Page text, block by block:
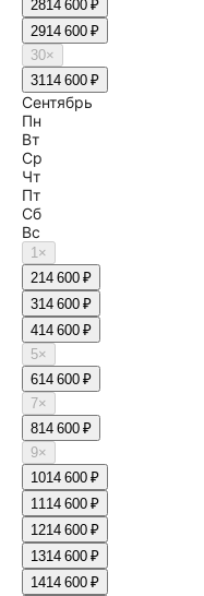
2814 600 ₽
2914 600 ₽
30×
3114 600 ₽
Сентябрь
Пн
Вт
Ср
Чт
Пт
Сб
Вс
1×
214 600 ₽
314 600 ₽
414 600 ₽
5×
614 600 ₽
7×
814 600 ₽
9×
1014 600 ₽
1114 600 ₽
1214 600 ₽
1314 600 ₽
1414 600 ₽